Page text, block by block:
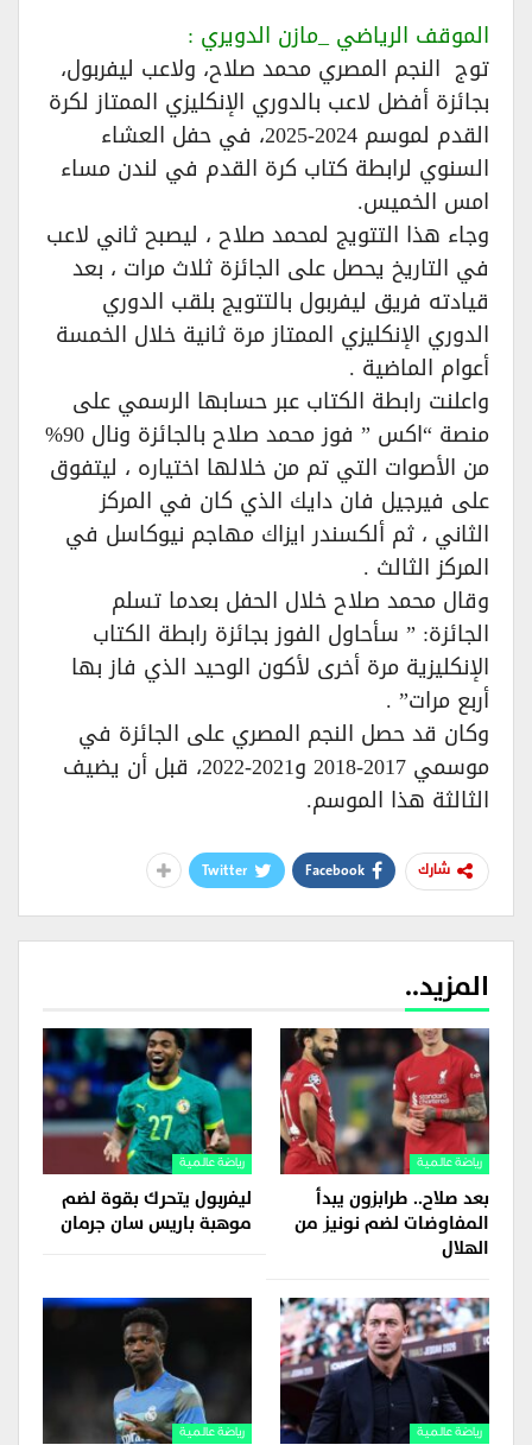
الموقف الرياضي _مازن الدويري :
توج النجم المصري محمد صلاح، ولاعب ليفربول،
بجائزة أفضل لاعب بالدوري الإنكليزي الممتاز لكرة
القدم لموسم 2024-2025، في حفل العشاء
السنوي لرابطة كتاب كرة القدم في لندن مساء
امس الخميس.
وجاء هذا التتويج لمحمد صلاح ، ليصبح ثاني لاعب
في التاريخ يحصل على الجائزة ثلاث مرات ، بعد
قيادته فريق ليفربول بالتتويج بلقب الدوري
الدوري الإنكليزي الممتاز مرة ثانية خلال الخمسة
أعوام الماضية .
واعلنت رابطة الكتاب عبر حسابها الرسمي على
منصة “اكس ” فوز محمد صلاح بالجائزة ونال 90%
من الأصوات التي تم من خلالها اختياره ، ليتفوق
على فيرجيل فان دايك الذي كان في المركز
الثاني ، ثم ألكسندر ايزاك مهاجم نيوكاسل في
المركز الثالث .
وقال محمد صلاح خلال الحفل بعدما تسلم
الجائزة: ” سأحاول الفوز بجائزة رابطة الكتاب
الإنكليزية مرة أخرى لأكون الوحيد الذي فاز بها
أربع مرات” .
وكان قد حصل النجم المصري على الجائزة في
موسمي 2017-2018 و2021-2022، قبل أن يضيف
الثالثة هذا الموسم.
شارك Facebook
Twitter
المزيد..
رياضة عالمية
بعد صلاح.. طرابزون يبدأ
المفاوضات لضم نونيز من
الهلال
رياضة عالمية
ليفربول يتحرك بقوة لضم
موهبة باريس سان جرمان
رياضة عالمية رياضة عالمية